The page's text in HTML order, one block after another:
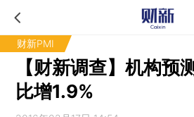
财新PMI
【财新调查】机构预
比增1.9%